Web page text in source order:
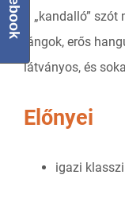
a „kandalló”
lángok, erős
látványos, és
Előnyei
igazi